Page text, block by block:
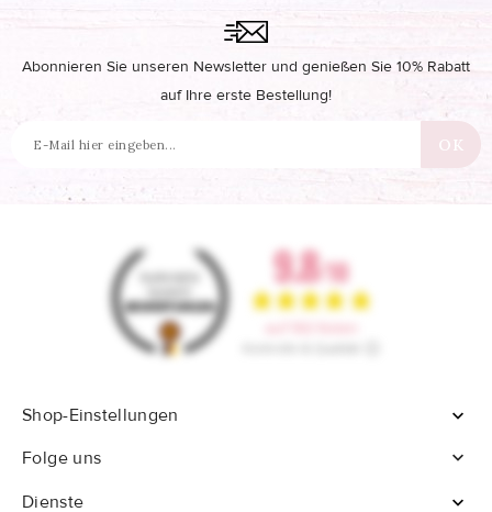
Abonnieren Sie unseren Newsletter und genießen Sie 10% Rabatt
auf Ihre erste Bestellung!
Shop-Einstellungen

Folge uns

Dienste
